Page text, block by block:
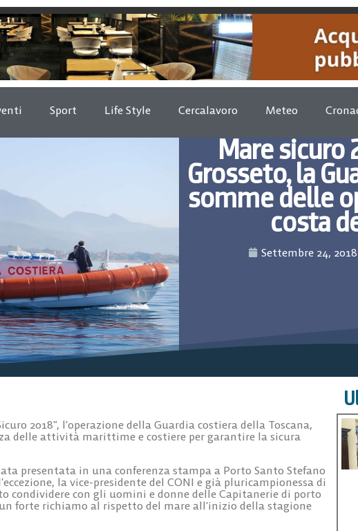
Sport Life Style Cercalavoro Meteo
Mare sicuro
Grosseto, la
somme delle
costa
Settembre 24, 2018
2018”, l’operazione della Guardia costiera della Toscana,
delle attività marittime e costiere per garantire la sicura
presentata in una conferenza stampa a Porto Santo Stefano
la vice-presidente del CONI e già pluricampionessa di
condividere con gli uomini e donne delle Capitanerie di porto
forte richiamo al rispetto del mare all’inizio della stagione